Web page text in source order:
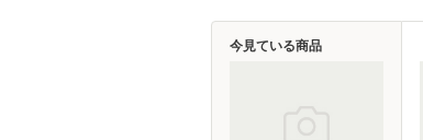
今見ている商品